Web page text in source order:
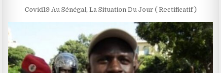
Covid19 Au Sénégal, La Situation Du Jour ( Rectificatif )